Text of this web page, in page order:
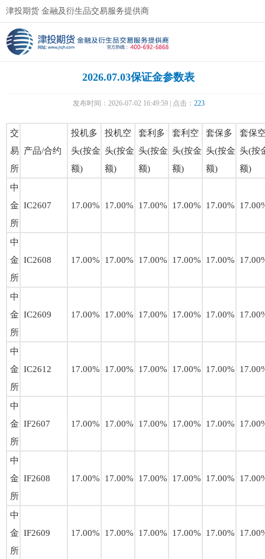
津投期货 金融及衍生品交易服务提供商
2026.07.03保证金参数表
发布时间：2026-07-02 16:49:59 | 点击： 223
交
易
所
产品/合约
投机多
头(按金
额)
投机空
头(按金
额)
套利多
头(按金
额)
套利空
头(按金
额)
套保多
头(按金
额)
套保
头(按
额)
中
金
所
IC2607 17.00% 17.00% 17.00% 17.00% 17.00%
中
金
所
IC2608 17.00% 17.00% 17.00% 17.00% 17.00%
中
金
所
IC2609 17.00% 17.00% 17.00% 17.00% 17.00%
中
金
所
IC2612 17.00% 17.00% 17.00% 17.00% 17.00%
中
金
所
IF2607 17.00% 17.00% 17.00% 17.00% 17.00%
中
金
所
IF2608 17.00% 17.00% 17.00% 17.00% 17.00%
中
金
所
IF2609 17.00% 17.00% 17.00% 17.00% 17.00%